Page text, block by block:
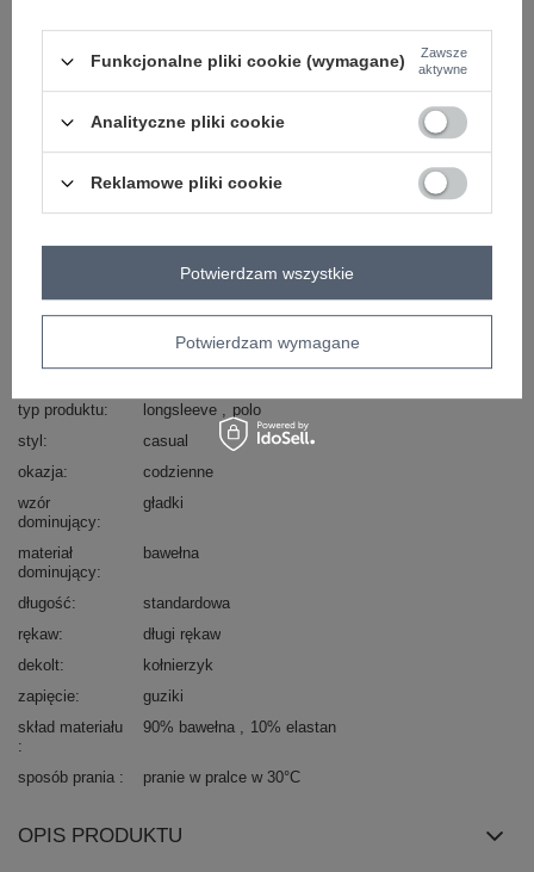
ZALOGUJ SIĘ I ZOBACZ CENĘ
Masz pytanie? Chętnie pomożemy.
Zadzwoń+48 601 547 740 Zadaj pytanie
skład materiału : 90% bawełna , 10% elastan
sposób prania : pranie w pralce w 30°C
LK-BZ-510126.00
typ produktu
longsleeve
polo
styl
casual
okazja
codzienne
wzór
dominujący
gładki
materiał
dominujący
bawełna
długość
standardowa
rękaw
długi rękaw
dekolt
kołnierzyk
zapięcie
guziki
skład materiału
90% bawełna 10% elastan
sposób prania pranie w pralce w 30°C
OPIS PRODUKTU
Funkcjonalne pliki cookie (wymagane)
Zawsze
aktywne
Analityczne pliki cookie
Reklamowe pliki cookie
Potwierdzam wymagane
Potwierdzam wszystkie